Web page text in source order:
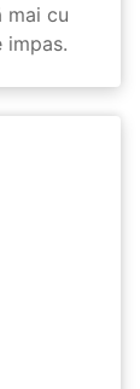
mai cu
impas.